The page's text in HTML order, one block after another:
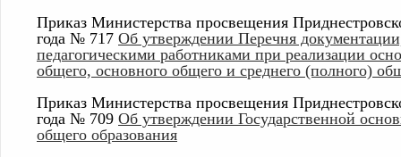
Приказ Министерства просвещения
года № 717 Об утверждении Перечня
педагогическими работниками при реализации
общего, основного общего и среднего (полного)
Приказ Министерства просвещения
года № 709 Об утверждении Государственной
общего образования